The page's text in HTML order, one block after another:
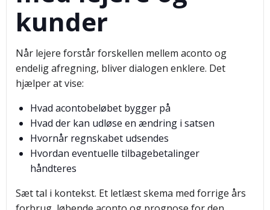
kunder
Når lejere forstår forskellen mellem aconto og
endelig afregning, bliver dialogen enklere. Det
hjælper at vise:
Hvad acontobeløbet bygger på
Hvad der kan udløse en ændring i satsen
Hvornår regnskabet udsendes
Hvordan eventuelle tilbagebetalinger
håndteres
Sæt tal i kontekst. Et letlæst skema med forrige års